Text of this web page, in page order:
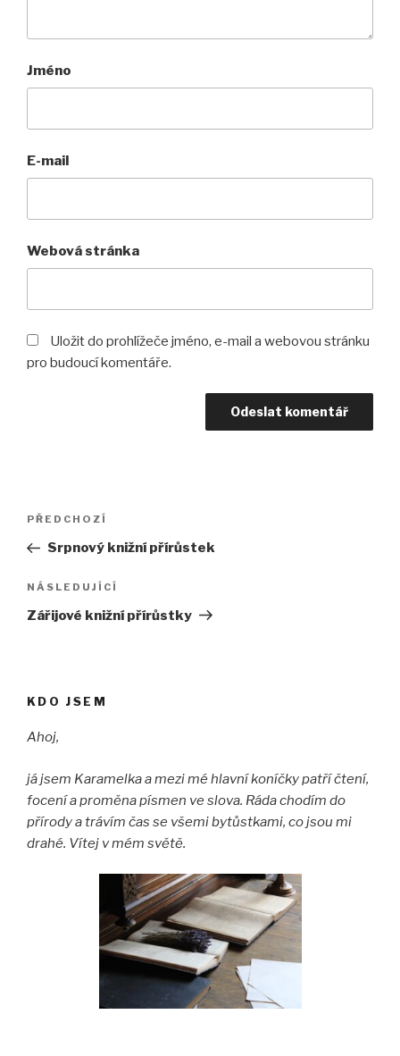
Jméno
E-mail
Webová stránka
Uložit do prohlížeče jméno, e-mail a webovou stránku
pro budoucí komentáře.
Navigace
příspěvek
Předchozí
příspěvek
PŘEDCHOZÍ
Srpnový knižní přírůstek
Následující
příspěvek
NÁSLEDUJÍCÍ
Zářijové knižní přírůstky
KDO JSEM
Ahoj,
já jsem Karamelka a mezi mé hlavní koníčky patří čtení,
focení a proměna písmen ve slova. Ráda chodím do
přírody a trávím čas se všemi bytůstkami, co jsou mi
drahé. Vítej v mém světě.